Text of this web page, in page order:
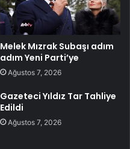
Melek Mızrak Subaşı adım
adım Yeni Parti’ye
Ağustos 7, 2026
Gazeteci Yıldız Tar Tahliye
Edildi
Ağustos 7, 2026